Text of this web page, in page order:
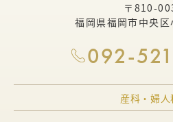
〒810-
福岡県福岡市中央
092-
産科・婦人